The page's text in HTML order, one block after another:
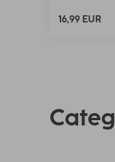
16,99 EUR